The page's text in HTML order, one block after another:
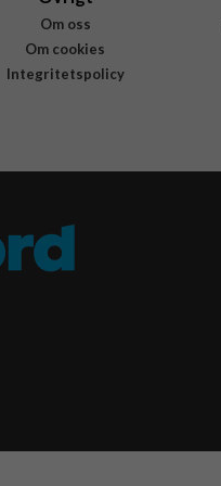
Om oss
Om cookies
Integritetspolicy